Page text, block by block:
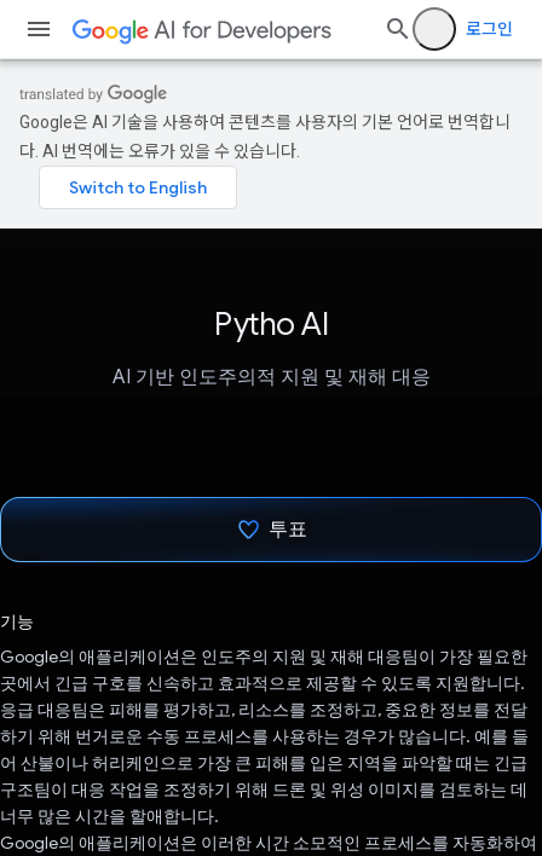
로그인
Google은 AI 기술을 사용하여 콘텐츠를 사용자의 기본 언어로 번역합니
다. AI 번역에는 오류가 있을 수 있습니다.
Pytho AI
AI 기반 인도주의적 지원 및 재해 대응
투표
기능
Google의 애플리케이션은 인도주의 지원 및 재해 대응팀이 가장 필요한
곳에서 긴급 구호를 신속하고 효과적으로 제공할 수 있도록 지원합니다.
응급 대응팀은 피해를 평가하고, 리소스를 조정하고, 중요한 정보를 전달
하기 위해 번거로운 수동 프로세스를 사용하는 경우가 많습니다. 예를 들
어 산불이나 허리케인으로 가장 큰 피해를 입은 지역을 파악할 때는 긴급
구조팀이 대응 작업을 조정하기 위해 드론 및 위성 이미지를 검토하는 데
너무 많은 시간을 할애합니다.
Google의 애플리케이션은 이러한 시간 소모적인 프로세스를 자동화하여